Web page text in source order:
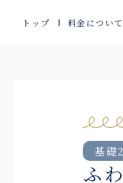
トップ 料金について
基礎2
ふ